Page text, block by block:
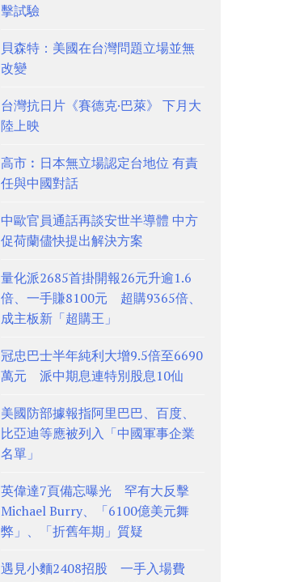
擊試驗
貝森特：美國在台灣問題立場並無
改變
台灣抗日片《賽德克·巴萊》 下月大
陸上映
高市︰日本無立場認定台地位 有責
任與中國對話
中歐官員通話再談安世半導體 中方
促荷蘭儘快提出解決方案
量化派2685首掛開報26元升逾1.6
倍、一手賺8100元 超購9365倍、
成主板新「超購王」
冠忠巴士半年純利大增9.5倍至6690
萬元 派中期息連特別股息10仙
美國防部據報指阿里巴巴、百度、
比亞迪等應被列入「中國軍事企業
名單」
英偉達7頁備忘曝光 罕有大反擊
Michael Burry、「6100億美元舞
弊」、「折舊年期」質疑
遇見小麵2408招股 一手入場費